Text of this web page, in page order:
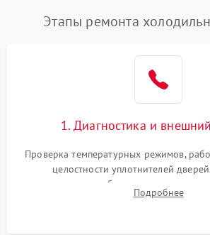
Поломка системы No Frost 2600 ₽
работе
2000 ₽
1000 ₽
Этапы ремонта
1. Диагностика и
Проверка температурных режимов,
целостности уплотнителей
сопротивления обмоток мотора,
считывание кодов ошибок с
Подробнее